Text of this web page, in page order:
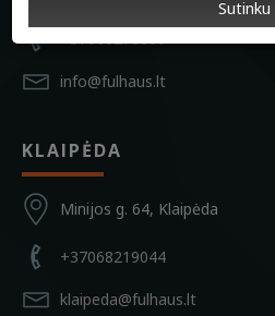
+37068276000
info@fulhaus.lt
KLAIPĖDA
Minijos g. 64, Klaipėda
+37068219044
klaipeda@fulhaus.lt
Sutinku